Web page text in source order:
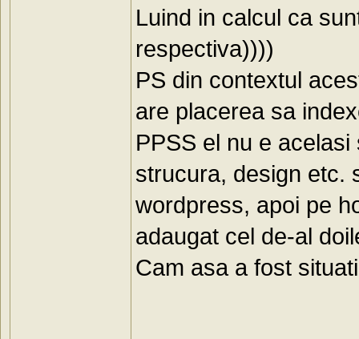
Luind in calcul ca
respectiva))))
PS din contextul
are placerea sa
PPSS el nu e
strucura, design etc.
wordpress, apoi pe
adaugat cel de-al
Cam asa a fost